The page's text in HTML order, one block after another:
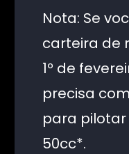
Nota: Se
carteira de
1º de
precisa
para
50cc*.